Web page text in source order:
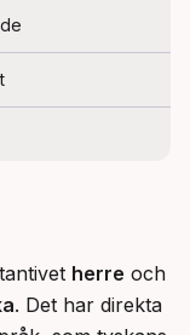
herre och
. Det har direkta